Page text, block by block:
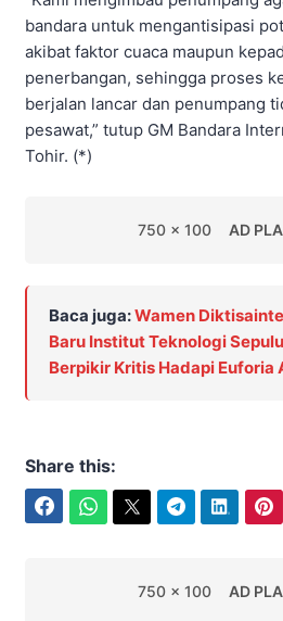
bandara untuk mengantisipasi
akibat faktor cuaca maupun
penerbangan, sehingga proses
berjalan lancar dan penumpang
pesawat,” tutup GM Bandara
Tohir. (*)
750 x 100 AD
Baca juga:Wamen
Baru Institut Teknologi
Berpikir Kritis Hadapi Euforia
Share this:
750 x 100 AD